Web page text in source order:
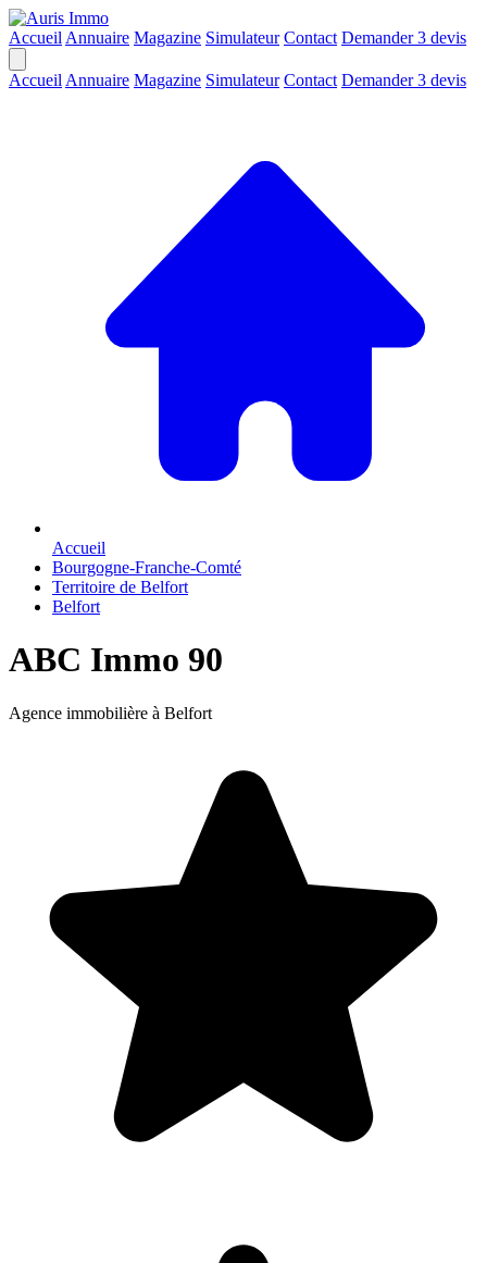
Accueil Annuaire Magazine Simulateur Contact Demander 3 devis
Accueil Annuaire Magazine Simulateur Contact Demander 3 devis
Accueil
Bourgogne-Franche-Comté
Territoire de Belfort
Belfort
ABC Immo 90
Agence immobilière à Belfort